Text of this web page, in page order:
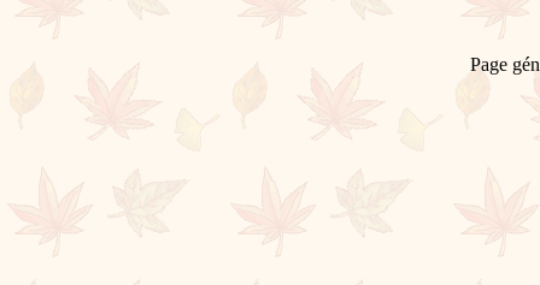
Page